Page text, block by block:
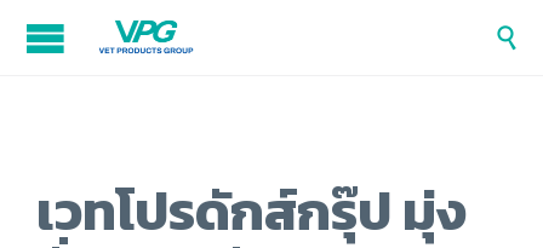

เวทโปรดักส์กรุ๊ป มุ่ง